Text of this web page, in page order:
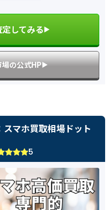
してみる▶︎
の公式HP▶︎
マホ買取相場ドット
5